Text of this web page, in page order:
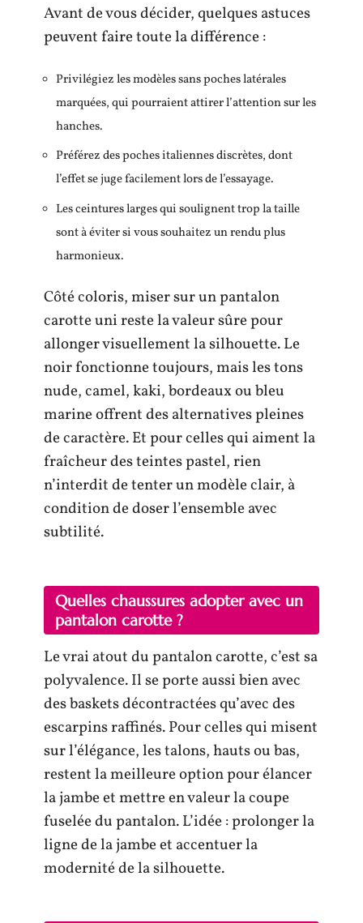
Avant de vous décider, quelques astuces
peuvent faire toute la différence :
Privilégiez les modèles sans poches latérales
marquées, qui pourraient attirer l’attention sur les
hanches.
Préférez des poches italiennes discrètes, dont
l’effet se juge facilement lors de l’essayage.
Les ceintures larges qui soulignent trop la taille
sont à éviter si vous souhaitez un rendu plus
harmonieux.
Côté coloris, miser sur un pantalon
carotte uni reste la valeur sûre pour
allonger visuellement la silhouette. Le
noir fonctionne toujours, mais les tons
nude, camel, kaki, bordeaux ou bleu
marine offrent des alternatives pleines
de caractère. Et pour celles qui aiment la
fraîcheur des teintes pastel, rien
n’interdit de tenter un modèle clair, à
condition de doser l’ensemble avec
subtilité.
Quelles chaussures adopter avec un
pantalon carotte ?
Le vrai atout du pantalon carotte, c’est sa
polyvalence. Il se porte aussi bien avec
des baskets décontractées qu’avec des
escarpins raffinés. Pour celles qui misent
sur l’élégance, les talons, hauts ou bas,
restent la meilleure option pour élancer
la jambe et mettre en valeur la coupe
fuselée du pantalon. L’idée : prolonger la
ligne de la jambe et accentuer la
modernité de la silhouette.